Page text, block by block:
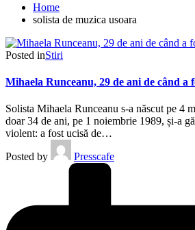
Home
solista de muzica usoara
Posted inStiri
Mihaela Runceanu, 29 de ani de când a
Solista Mihaela Runceanu s-a născut pe 4
doar 34 de ani, pe 1 noiembrie 1989, și-a
violent: a fost ucisă de…
Posted by
Presscafe